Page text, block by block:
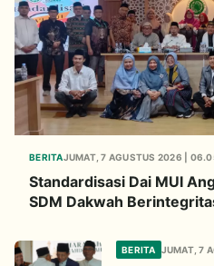
BERITAJUMAT, 7 AGUSTUS 2026 |
Standardisasi Dai MUI
SDM Dakwah
BERITA JUMAT, 7